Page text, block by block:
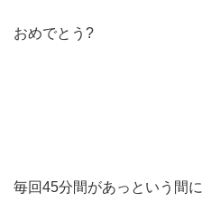
おめでとう?
毎回45分間があっという間に